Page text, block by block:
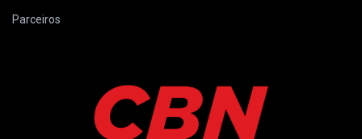
Parceiros